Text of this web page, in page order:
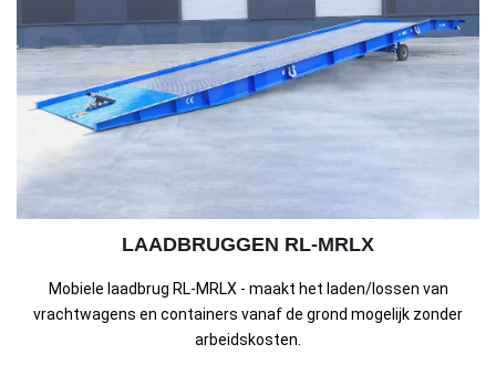
LAADBRUGGEN RL-MRLX
Mobiele laadbrug RL-MRLX - maakt het laden/lossen van
vrachtwagens en containers vanaf de grond mogelijk zonder
arbeidskosten.